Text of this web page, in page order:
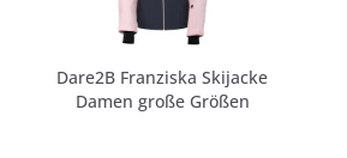
Dare2B Franziska Skijacke
Damen große Größen